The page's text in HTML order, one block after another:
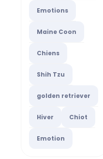
Emotions
Maine Coon
Chiens
Shih Tzu
golden retriever
Hiver Chiot
Emotion